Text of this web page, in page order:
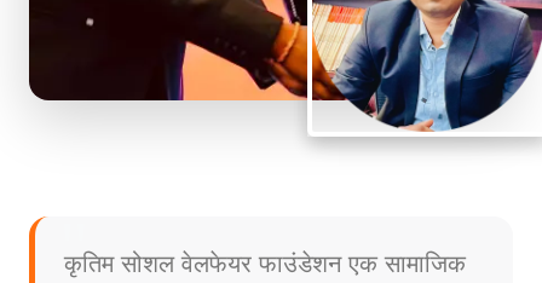
कृतिम सोशल वेलफेयर फाउंडेशन एक सामाजिक